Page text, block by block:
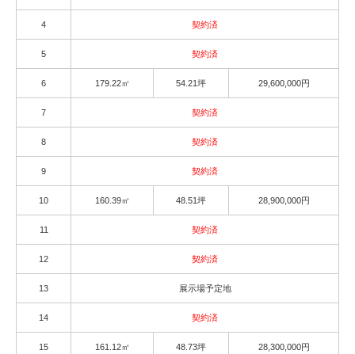
4 契約済
5 契約済
6 179.22㎡ 54.21坪 29,600,000円
7 契約済
8 契約済
9 契約済
10 160.39㎡ 48.51坪 28,900,000円
11 契約済
12 契約済
13 展示場予定地
14 契約済
15 161.12㎡ 48.73坪 28,300,000円